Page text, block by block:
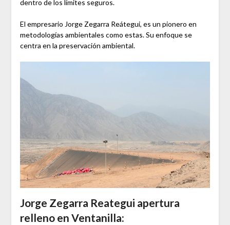
dentro de los límites seguros.
El empresario Jorge Zegarra Reátegui, es un pionero en
metodologías ambientales como estas. Su enfoque se
centra en la preservación ambiental.
Jorge Zegarra Reategui apertura
relleno en Ventanilla: